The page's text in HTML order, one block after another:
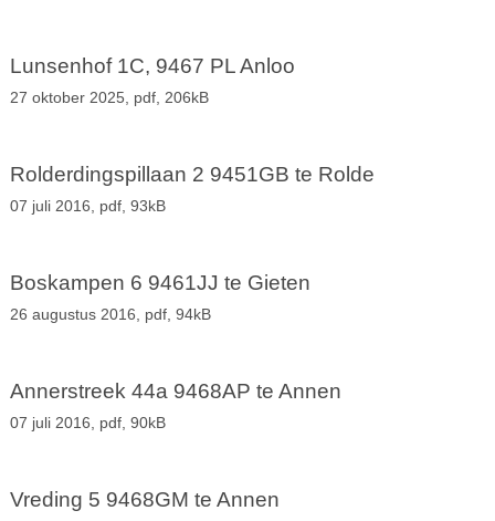
Lunsenhof 1C, 9467 PL Anloo
27 oktober 2025, pdf, 206kB
Rolderdingspillaan 2 9451GB te Rolde
07 juli 2016, pdf, 93kB
Boskampen 6 9461JJ te Gieten
26 augustus 2016, pdf, 94kB
Annerstreek 44a 9468AP te Annen
07 juli 2016, pdf, 90kB
Vreding 5 9468GM te Annen